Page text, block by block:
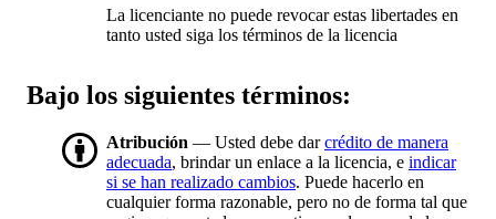
La licenciante no puede revocar estas libertades en
tanto usted siga los términos de la licencia
Bajo los siguientes términos:
Atribución — Usted debe darcrédito de manera
adecuada, brindar un enlace a la licencia, e indicar
si se han realizado cambios. Puede hacerlo en
cualquier forma razonable, pero no de forma tal que